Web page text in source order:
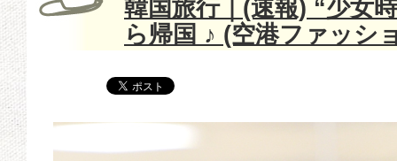
韓国旅行｜(速報) “少女
ら帰国 ♪ (空港ファッシ